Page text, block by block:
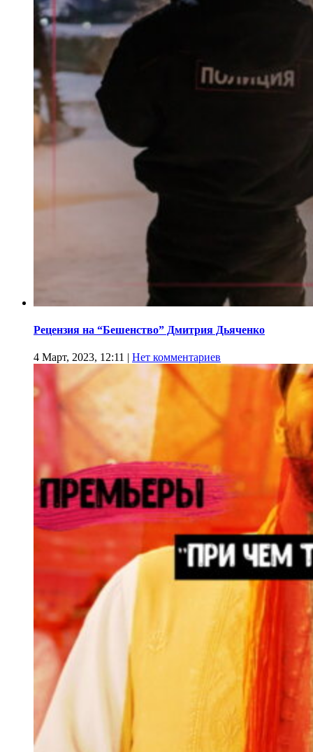
Рецензия на “Бешенство” Дмитрия Дьяченко
4 Март, 2023, 12:11 | Нет комментариев